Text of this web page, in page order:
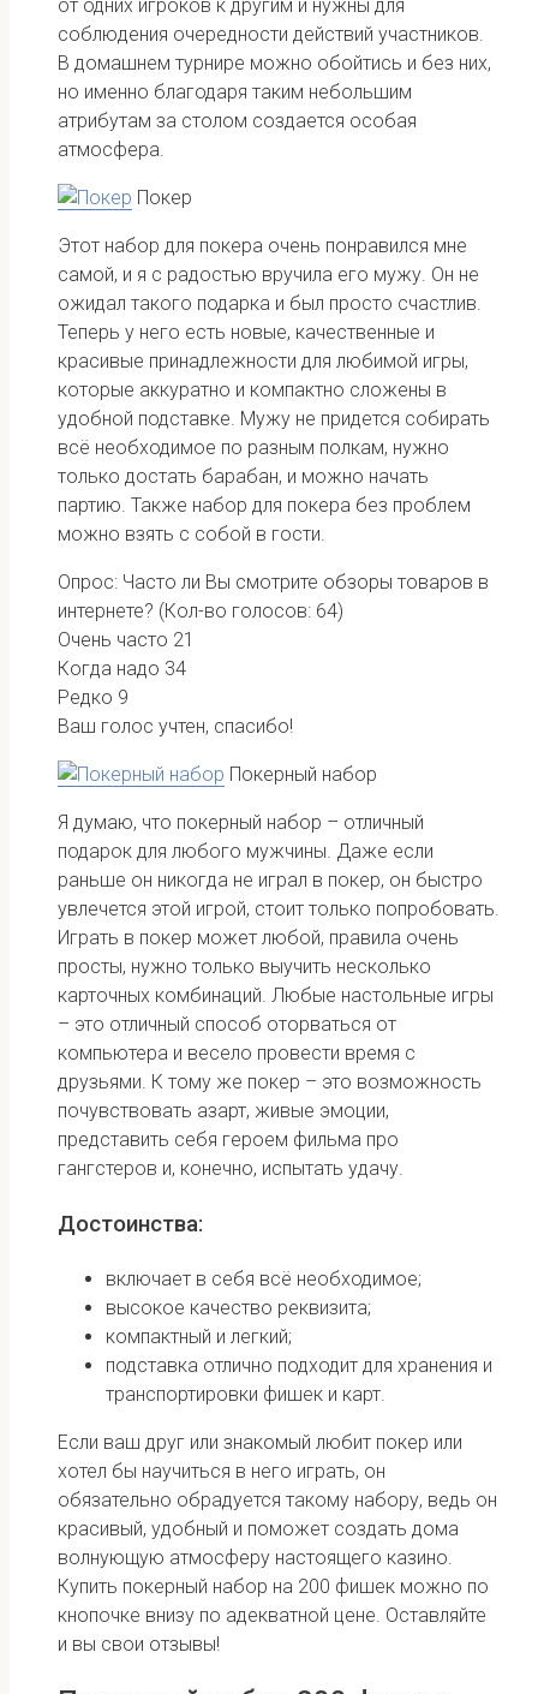
от одних игроков к другим и нужны для
соблюдения очередности действий участников.
В домашнем турнире можно обойтись и без них,
но именно благодаря таким небольшим
атрибутам за столом создается особая
атмосфера.
Покер
Этот набор для покера очень понравился мне
самой, и я с радостью вручила его мужу. Он не
ожидал такого подарка и был просто счастлив.
Теперь у него есть новые, качественные и
красивые принадлежности для любимой игры,
которые аккуратно и компактно сложены в
удобной подставке. Мужу не придется собирать
всё необходимое по разным полкам, нужно
только достать барабан, и можно начать
партию. Также набор для покера без проблем
можно взять с собой в гости.
Опрос: Часто ли Вы смотрите обзоры товаров в
интернете? (Кол-во голосов: 64)
Очень часто 21
Когда надо 34
Редко 9
Ваш голос учтен, спасибо!
Покерный набор
Я думаю, что покерный набор – отличный
подарок для любого мужчины. Даже если
раньше он никогда не играл в покер, он быстро
увлечется этой игрой, стоит только попробовать.
Играть в покер может любой, правила очень
просты, нужно только выучить несколько
карточных комбинаций. Любые настольные игры
– это отличный способ оторваться от
компьютера и весело провести время с
друзьями. К тому же покер – это возможность
почувствовать азарт, живые эмоции,
представить себя героем фильма про
гангстеров и, конечно, испытать удачу.
Достоинства:
включает в себя всё необходимое;
высокое качество реквизита;
компактный и легкий;
подставка отлично подходит для хранения и
транспортировки фишек и карт.
Если ваш друг или знакомый любит покер или
хотел бы научиться в него играть, он
обязательно обрадуется такому набору, ведь он
красивый, удобный и поможет создать дома
волнующую атмосферу настоящего казино.
Купить покерный набор на 200 фишек можно по
кнопочке внизу по адекватной цене. Оставляйте
и вы свои отзывы!